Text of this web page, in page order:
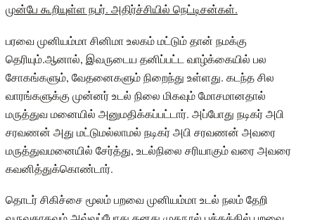
முன்பே கூறியுள்ள நபர். அதிர்ச்சியில் நெட்டிசன்கள்.
பரவை முனியம்மா சினிமா உலகம் மட்டும் தான் நமக்கு
தெரியும்.ஆனால், இவருடைய தனிப்பட்ட வாழ்க்கையில் பல
சோகங்களும், வேதனைகளும் நிறைந்து உள்ளது. கடந்த சில
வாரங்களுக்கு முன்னர் உடல் நிலை மிகவும் மோசமானதால்
மருத்துவ மனையில் அனுமதிக்கப்பட்டார். அப்போது நடிகர் அபி
சரவணன் அது மட்டுமல்லாமல் நடிகர் அபி சரவணன் அவரை
மருத்துவமனையில் சேர்த்து, உடல்நிலை சரியாகும் வரை அவரை
கவனித்துக்கொண்டார்.
தொடர் சிகிச்சை மூலம் பறவை முனியம்மா உடல் நலம் தேறி